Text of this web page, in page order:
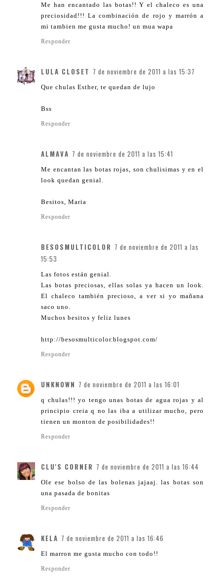
Me han encantado las botas!! Y el chaleco es una
preciosidad!!! La combinación de rojo y marrón a
mi tambien me gusta mucho! un mua wapa
Responder
LULA CLOSET 7 de noviembre de 2011 a las 15:37
Que chulas Esther, te quedan de lujo
Bss
Responder
ALMAVA 7 de noviembre de 2011 a las 15:41
Me encantan las botas rojas, son chulisimas y en el
look quedan genial.
Besitos, Maria
Responder
BESOSMULTICOLOR 7 de noviembre de 2011 a las
15:53
Las fotos están genial.
Las botas preciosas, ellas solas ya hacen un look.
El chaleco también precioso, a ver si yo mañana
saco uno.
Muchos besitos y feliz lunes
http://besosmulticolor.blogspot.com/
Responder
UNKNOWN 7 de noviembre de 2011 a las 16:01
q chulas!!! yo tengo unas botas de agua rojas y al
principio creia q no las iba a utilizar mucho, pero
tienen un monton de posibilidades!!
Responder
CLU'S CORNER 7 de noviembre de 2011 a las 16:44
Ole ese bolso de las bolenas jajaaj. las botas son
una pasada de bonitas
Responder
KELA 7 de noviembre de 2011 a las 16:46
El marron me gusta mucho con todo!!
Responder